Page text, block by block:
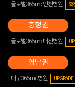
글로벌365mc인천병원 확
글로벌365mc대전병원
대구365mc병원 UPGRADE